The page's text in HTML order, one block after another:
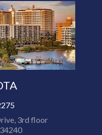
3rd floor